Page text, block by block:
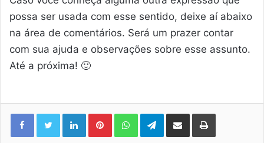
possa ser usada com esse sentido, deixe aí abaixo
na área de comentários. Será um prazer contar
com sua ajuda e observações sobre esse assunto.
Até a próxima! 🙂
LinkedinPinterestWhatsAppTelegram
Compartilhar via e-mail Imprimir